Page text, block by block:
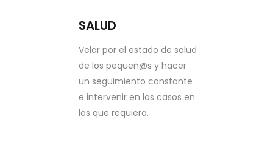
SALUD
Velar por el estado de salud
de los pequeñ@s y hacer
un seguimiento constante
e intervenir en los casos en
los que requiera.